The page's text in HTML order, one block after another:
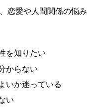
恋愛や人間関係の悩み
を知りたい
からない
いか迷っている
い